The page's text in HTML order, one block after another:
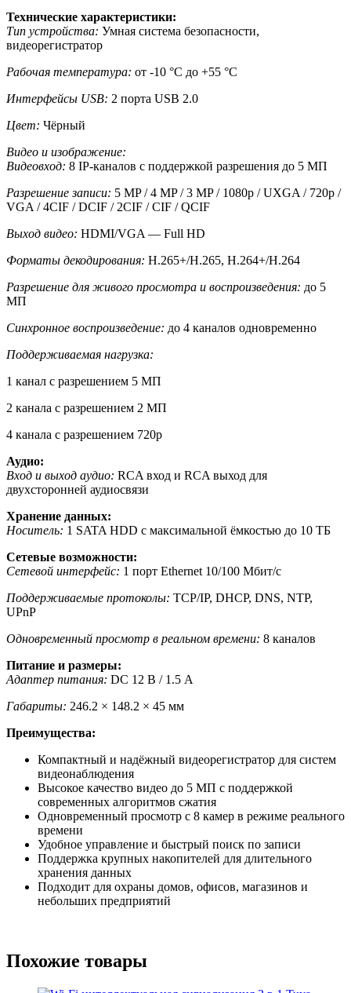
Технические характеристики:
Тип устройства: Умная система безопасности,
видеорегистратор
Рабочая температура: от -10 °C до +55 °C
Интерфейсы USB: 2 порта USB 2.0
Цвет: Чёрный
Видео и изображение:
Видеовход: 8 IP-каналов с поддержкой разрешения до 5 МП
Разрешение записи: 5 MP / 4 MP / 3 MP / 1080p / UXGA / 720p /
VGA / 4CIF / DCIF / 2CIF / CIF / QCIF
Выход видео: HDMI/VGA — Full HD
Форматы декодирования: H.265+/H.265, H.264+/H.264
Разрешение для живого просмотра и воспроизведения: до 5
МП
Синхронное воспроизведение: до 4 каналов одновременно
Поддерживаемая нагрузка:
1 канал с разрешением 5 МП
2 канала с разрешением 2 МП
4 канала с разрешением 720p
Аудио:
Вход и выход аудио: RCA вход и RCA выход для
двухсторонней аудиосвязи
Хранение данных:
Носитель: 1 SATA HDD с максимальной ёмкостью до 10 ТБ
Сетевые возможности:
Сетевой интерфейс: 1 порт Ethernet 10/100 Мбит/с
Поддерживаемые протоколы: TCP/IP, DHCP, DNS, NTP,
UPnP
Одновременный просмотр в реальном времени: 8 каналов
Питание и размеры:
Адаптер питания: DC 12 В / 1.5 А
Габариты: 246.2 × 148.2 × 45 мм
Преимущества:
Компактный и надёжный видеорегистратор для систем
видеонаблюдения
Высокое качество видео до 5 МП с поддержкой
современных алгоритмов сжатия
Одновременный просмотр с 8 камер в режиме реального
времени
Удобное управление и быстрый поиск по записи
Поддержка крупных накопителей для длительного
хранения данных
Подходит для охраны домов, офисов, магазинов и
небольших предприятий
Похожие товары